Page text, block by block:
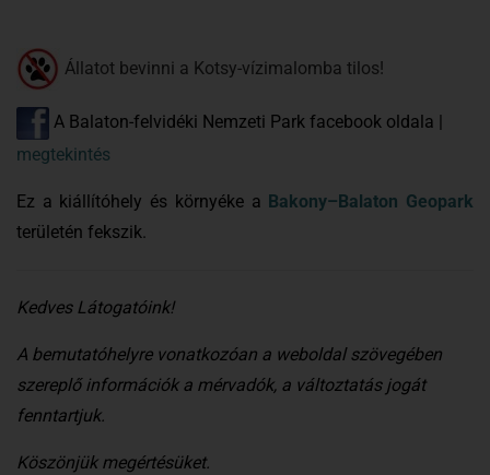
Állatot bevinni a Kotsy-vízimalomba tilos!
A Balaton-felvidéki Nemzeti Park facebook oldala |
megtekintés
Ez a kiállítóhely és környéke a Bakony–Balaton Geopark
területén fekszik.
Kedves Látogatóink!
A bemutatóhelyre vonatkozóan a weboldal szövegében
szereplő információk a mérvadók, a változtatás jogát
fenntartjuk.
Köszönjük megértésüket.